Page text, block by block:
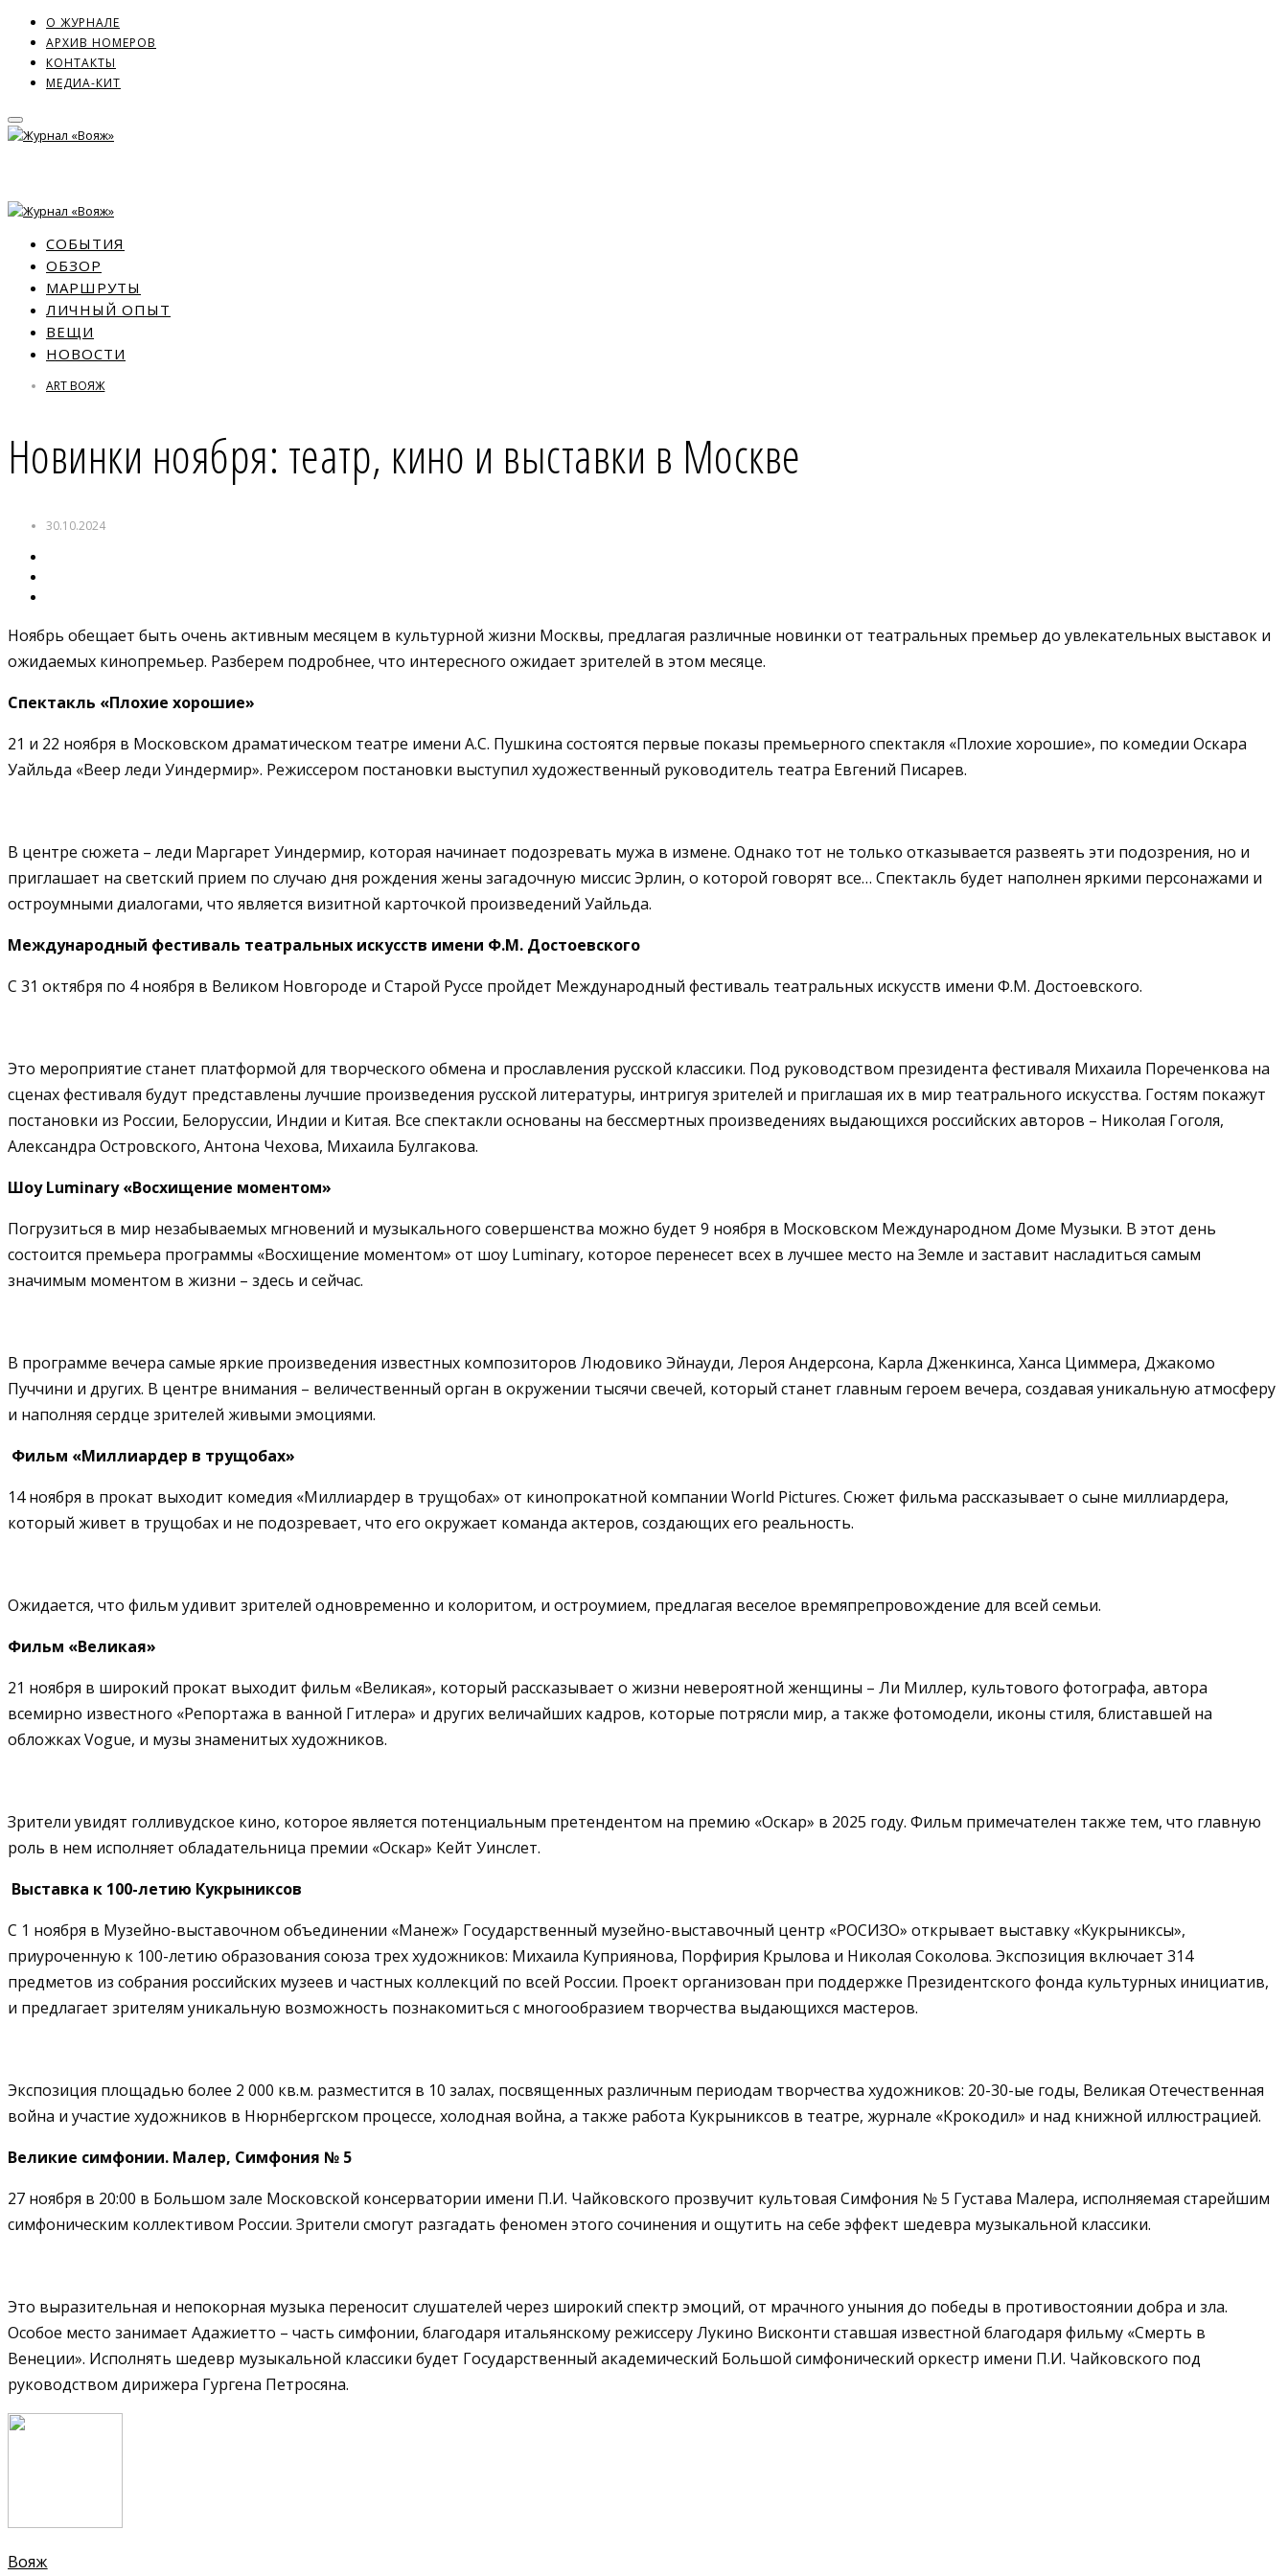
О ЖУРНАЛЕ
АРХИВ НОМЕРОВ
КОНТАКТЫ
МЕДИА-КИТ
СОБЫТИЯ
ОБЗОР
МАРШРУТЫ
ЛИЧНЫЙ ОПЫТ
ВЕЩИ
НОВОСТИ
ART ВОЯЖ
Новинки ноября: театр, кино и выставки в Москве
30.10.2024
Ноябрь обещает быть очень активным месяцем в культурной жизни Москвы, предлагая различные новинки от театральных премьер до увлекательных выставок и
ожидаемых кинопремьер. Разберем подробнее, что интересного ожидает зрителей в этом месяце.
Спектакль «Плохие хорошие»
21 и 22 ноября в Московском драматическом театре имени А.С. Пушкина состоятся первые показы премьерного спектакля «Плохие хорошие», по комедии Оскара
Уайльда «Веер леди Уиндермир». Режиссером постановки выступил художественный руководитель театра Евгений Писарев.
В центре сюжета – леди Маргарет Уиндермир, которая начинает подозревать мужа в измене. Однако тот не только отказывается развеять эти подозрения, но и
приглашает на светский прием по случаю дня рождения жены загадочную миссис Эрлин, о которой говорят все… Спектакль будет наполнен яркими персонажами и
остроумными диалогами, что является визитной карточкой произведений Уайльда.
Международный фестиваль театральных искусств имени Ф.М. Достоевского
С 31 октября по 4 ноября в Великом Новгороде и Старой Руссе пройдет Международный фестиваль театральных искусств имени Ф.М. Достоевского.
Это мероприятие станет платформой для творческого обмена и прославления русской классики. Под руководством президента фестиваля Михаила Пореченкова на
сценах фестиваля будут представлены лучшие произведения русской литературы, интригуя зрителей и приглашая их в мир театрального искусства. Гостям покажут
постановки из России, Белоруссии, Индии и Китая. Все спектакли основаны на бессмертных произведениях выдающихся российских авторов – Николая Гоголя,
Александра Островского, Антона Чехова, Михаила Булгакова.
Шоу Luminary «Восхищение моментом»
Погрузиться в мир незабываемых мгновений и музыкального совершенства можно будет 9 ноября в Московском Международном Доме Музыки. В этот день
состоится премьера программы «Восхищение моментом» от шоу Luminary, которое перенесет всех в лучшее место на Земле и заставит насладиться самым
значимым моментом в жизни – здесь и сейчас.
В программе вечера самые яркие произведения известных композиторов Людовико Эйнауди, Лероя Андерсона, Карла Дженкинса, Ханса Циммера, Джакомо
Пуччини и других. В центре внимания – величественный орган в окружении тысячи свечей, который станет главным героем вечера, создавая уникальную атмосферу
и наполняя сердце зрителей живыми эмоциями.
Фильм «Миллиардер в трущобах»
14 ноября в прокат выходит комедия «Миллиардер в трущобах» от кинопрокатной компании World Pictures. Сюжет фильма рассказывает о сыне миллиардера,
который живет в трущобах и не подозревает, что его окружает команда актеров, создающих его реальность.
Ожидается, что фильм удивит зрителей одновременно и колоритом, и остроумием, предлагая веселое времяпрепровождение для всей семьи.
Фильм «Великая»
21 ноября в широкий прокат выходит фильм «Великая», который рассказывает о жизни невероятной женщины – Ли Миллер, культового фотографа, автора
всемирно известного «Репортажа в ванной Гитлера» и других величайших кадров, которые потрясли мир, а также фотомодели, иконы стиля, блиставшей на
обложках Vogue, и музы знаменитых художников.
Зрители увидят голливудское кино, которое является потенциальным претендентом на премию «Оскар» в 2025 году. Фильм примечателен также тем, что главную
роль в нем исполняет обладательница премии «Оскар» Кейт Уинслет.
Выставка к 100-летию Кукрыниксов
С 1 ноября в Музейно-выставочном объединении «Манеж» Государственный музейно-выставочный центр «РОСИЗО» открывает выставку «Кукрыниксы»,
приуроченную к 100-летию образования союза трех художников: Михаила Куприянова, Порфирия Крылова и Николая Соколова. Экспозиция включает 314
предметов из собрания российских музеев и частных коллекций по всей России. Проект организован при поддержке Президентского фонда культурных инициатив,
и предлагает зрителям уникальную возможность познакомиться с многообразием творчества выдающихся мастеров.
Экспозиция площадью более 2 000 кв.м. разместится в 10 залах, посвященных различным периодам творчества художников: 20-30-ые годы, Великая Отечественная
война и участие художников в Нюрнбергском процессе, холодная война, а также работа Кукрыниксов в театре, журнале «Крокодил» и над книжной иллюстрацией.
Великие симфонии. Малер, Симфония № 5
27 ноября в 20:00 в Большом зале Московской консерватории имени П.И. Чайковского прозвучит культовая Симфония № 5 Густава Малера, исполняемая старейшим
симфоническим коллективом России. Зрители смогут разгадать феномен этого сочинения и ощутить на себе эффект шедевра музыкальной классики.
Это выразительная и непокорная музыка переносит слушателей через широкий спектр эмоций, от мрачного уныния до победы в противостоянии добра и зла.
Особое место занимает Адажиетто – часть симфонии, благодаря итальянскому режиссеру Лукино Висконти ставшая известной благодаря фильму «Смерть в
Венеции». Исполнять шедевр музыкальной классики будет Государственный академический Большой симфонический оркестр имени П.И. Чайковского под
руководством дирижера Гургена Петросяна.
Вояж